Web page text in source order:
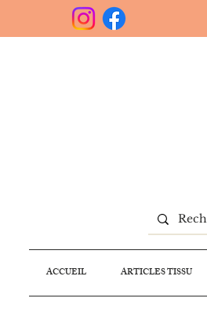
ACCUEIL ARTICLES TISSU